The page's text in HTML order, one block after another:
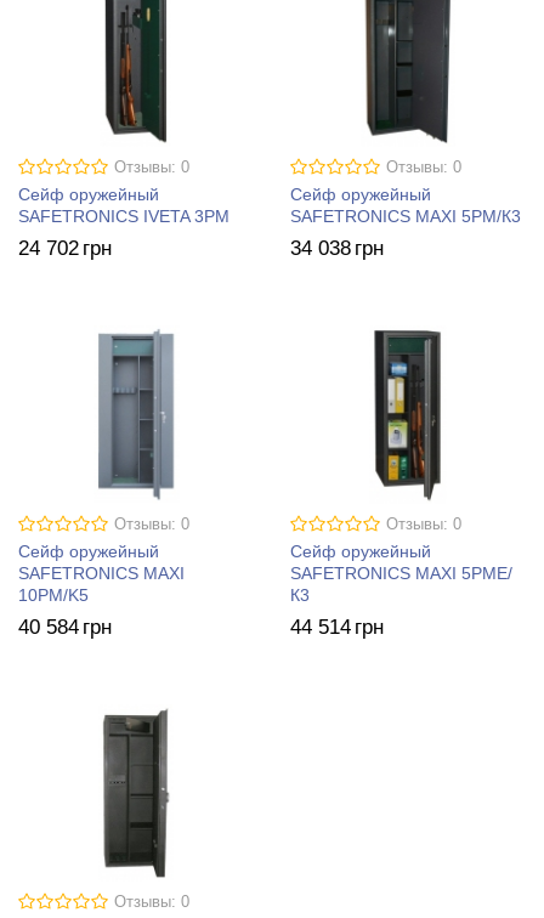
Отзывы: 0
Сейф оружейный
SAFETRONICS IVETA 3РМ
24 702 грн
Отзывы: 0
Сейф оружейный
SAFETRONICS MAXI 5PM/К3
34 038 грн
Отзывы: 0
Сейф оружейный
SAFETRONICS MAXI
10PM/K5
40 584 грн
Отзывы: 0
Сейф оружейный
SAFETRONICS MAXI 5PME/
К3
44 514 грн
Отзывы: 0